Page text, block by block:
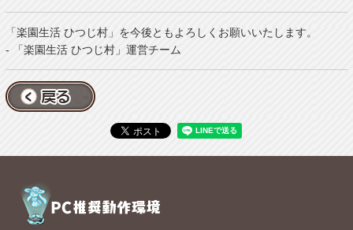
「楽園生活 ひつじ村」を今後ともよろしくお願いいたします。
- 「楽園生活 ひつじ村」運営チーム